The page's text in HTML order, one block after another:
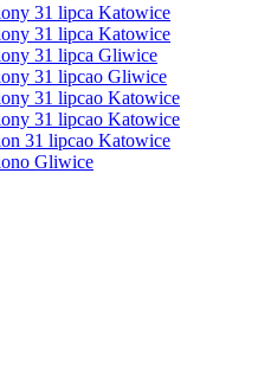
31 lipca Katowice
31 lipca Katowice
31 lipca Gliwice
31 lipcao Gliwice
31 lipcao Katowice
31 lipcao Katowice
31 lipcao Katowice
Gliwice